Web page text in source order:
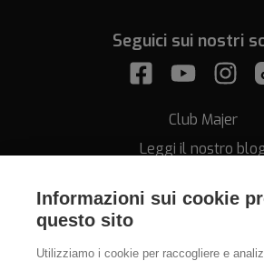
Informazioni sui cookie
questo sito
Utilizziamo i cookie per raccogliere e
Seguici sui nostri
Club Majer
Leggi il nostro